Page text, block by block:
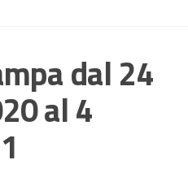
dal 24
al 4